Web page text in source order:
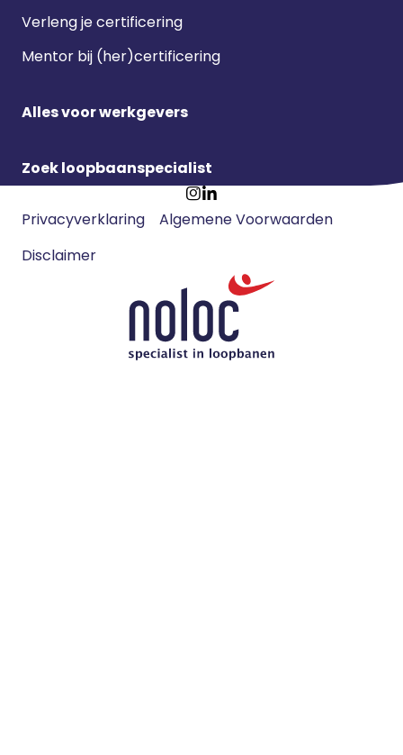
Verleng je certificering
Mentor bij (her)certificering
Alles voor werkgevers
Zoek loopbaanspecialist
GaGa
Footer
navigatie
Privacyverklaring
Algemene Voorwaarden
Disclaimer